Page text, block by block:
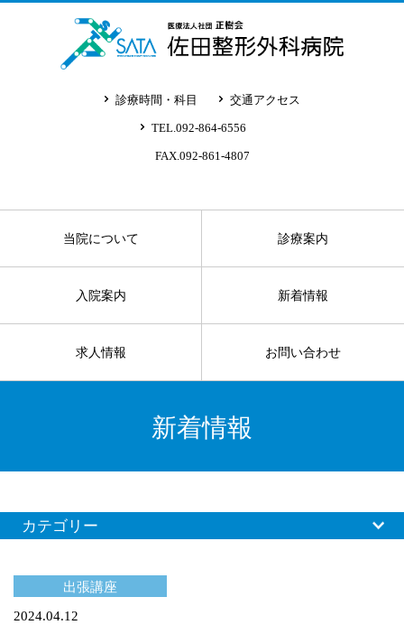
診療時間・科目 交通アクセス
TEL.092-864-6556
FAX.092-861-4807
当院について 診療案内
入院案内 新着情報
求人情報 お問い合わせ
新着情報
カテゴリー
出張講座
2024.04.12